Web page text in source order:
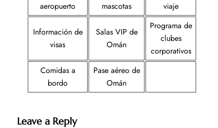
aeropuerto
mascotas
viaje
Información de
visas
Salas VIP de
Omán
Programa de
clubes
corporativos
Comidas a
bordo
Pase aéreo de
Omán
Leave a Reply